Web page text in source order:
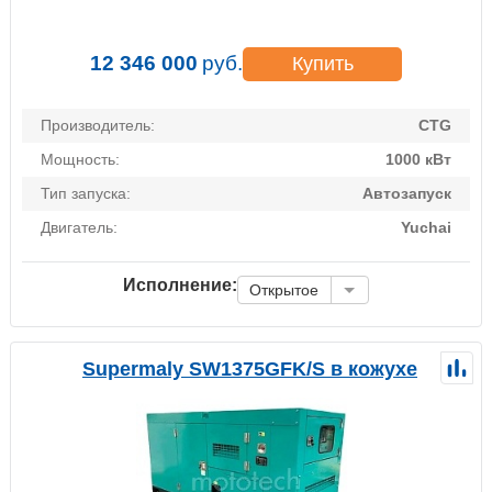
12 346 000 руб. Купить
Производитель:
CTG
Мощность:
1000 кВт
Тип запуска:
Автозапуск
Двигатель:
Yuchai
Исполнение: Открытое
Supermaly SW1375GFK/S в кожухе